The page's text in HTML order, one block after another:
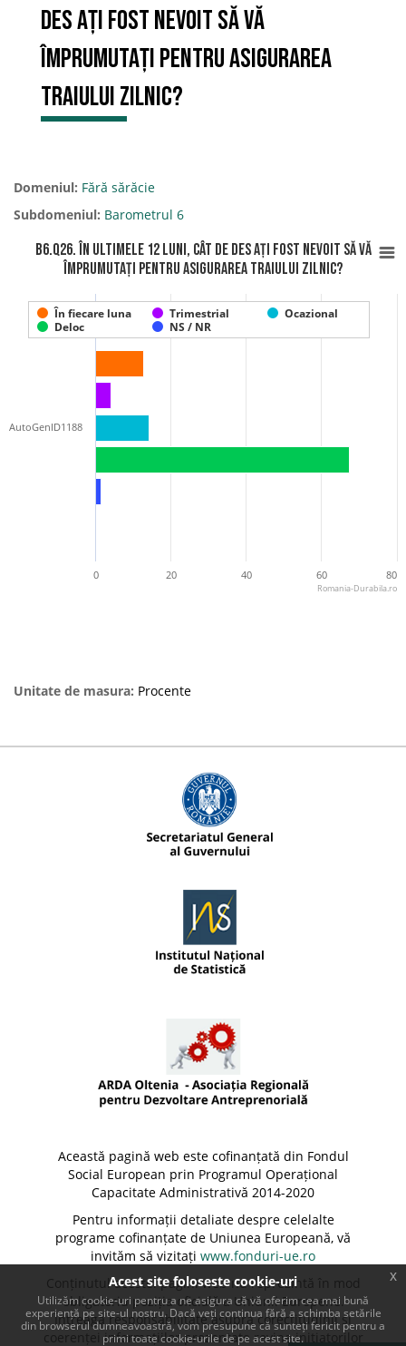
des ați fost nevoit să vă
împrumutați pentru asigurarea
traiului zilnic?
Domeniul: Fără sărăcie
Subdomeniul: Barometrul 6
B6.Q26. În ultimele 12 luni, cât de des ați fost nevoit să vă
împrumutați pentru asigurarea traiului zilnic?
În fiecare luna Trimestrial
Ocazional
Deloc
NS / NR
AutoGenID1188
0 20 40 60 80
Romania-Durabila.ro
Unitate de masura: Procente
Această pagină web este cofinanțată din Fondul
Social European prin Programul Operațional
Capacitate Administrativă 2014-2020
Pentru informații detaliate despre celelalte
programe cofinanțate de Uniunea Europeană, vă
invităm să vizitați www.fonduri-ue.ro
Conținutul acestei pagini web nu reprezintă în mod
obligatoriu poziția oficială a Uniunii Europene.
Întreaga responsabilitate asupra corectitudinii și
coerenței informațiilor prezentate revine inițiatorilor
Acest site foloseste cookie-uri
Utilizăm cookie-uri pentru a ne asigura că vă oferim cea mai bună
experiență pe site-ul nostru. Dacă veți continua fără a schimba setările
din browserul dumneavoastră, vom presupune că sunteți fericit pentru a
primi toate cookie-urile de pe acest site.
x